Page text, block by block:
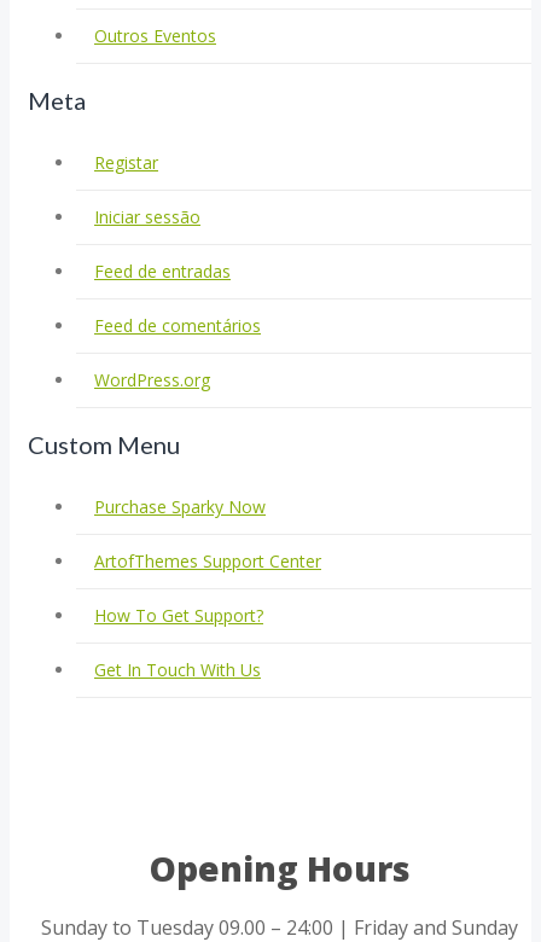
Outros Eventos
Meta
Registar
Iniciar sessão
Feed de entradas
Feed de comentários
WordPress.org
Custom Menu
Purchase Sparky Now
ArtofThemes Support Center
How To Get Support?
Get In Touch With Us
Opening Hours
Sunday to Tuesday 09.00 – 24:00 | Friday and Sunday